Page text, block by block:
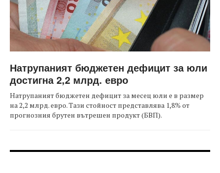
Натрупаният бюджетен дефицит за юли
достигна 2,2 млрд. евро
Натрупаният бюджетен дефицит за месец юли е в размер
на 2,2 млрд. евро. Тази стойност представлява 1,8% от
прогнозния брутен вътрешен продукт (БВП).